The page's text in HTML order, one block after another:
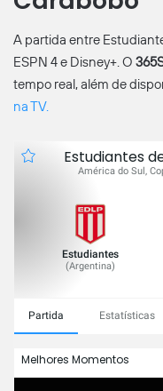
A partida entre
ESPN 4 e Disney+. O
tempo real, além de
na TV.
Estudiantes
América do Sul,
Estudiantes
(Argentina)
Partida Estatísticas
Melhores Momentos